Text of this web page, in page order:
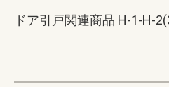
ドア引戸関連商品 H-1-H-